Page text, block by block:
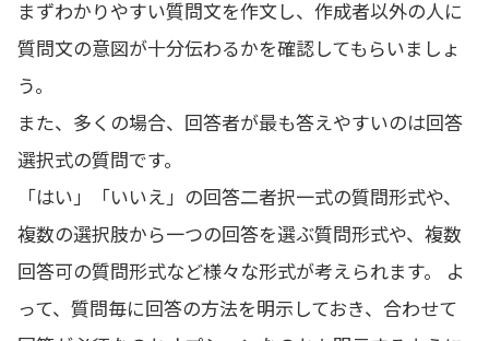
まずわかりやすい質問文を作文し、作成者以外の人に
質問文の意図が十分伝わるかを確認してもらいましょ
う。
また、多くの場合、回答者が最も答えやすいのは回答
選択式の質問です。
「はい」「いいえ」の回答二者択一式の質問形式や、
複数の選択肢から一つの回答を選ぶ質問形式や、複数
回答可の質問形式など様々な形式が考えられます。 よ
って、質問毎に回答の方法を明示しておき、合わせて